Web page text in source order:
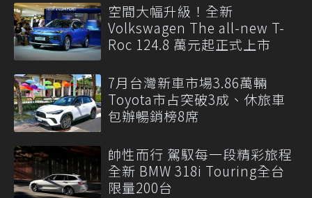
空間大幅升級！全新
Volkswagen The all-new T-
Roc 124.8 萬元起正式上市
7月台灣新車市場3.86萬輛
Toyota市占突破3成、休旅車
包辦暢銷榜8席
帥性而行 駕馭每一段精彩旅程
全新 BMW 318i Touring全台
限量200台